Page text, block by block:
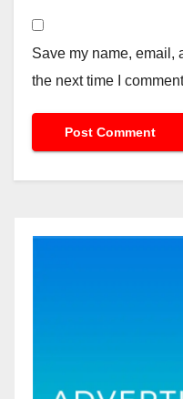
Save my name, email,
the next time I